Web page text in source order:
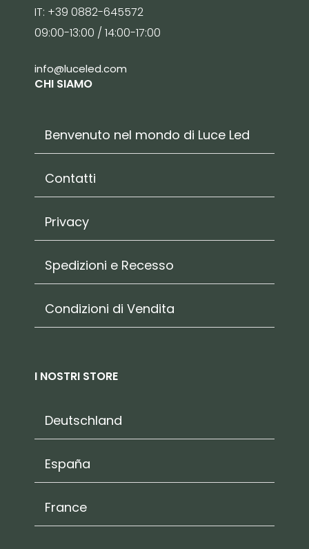
IT: +39 0882-645572
09:00-13:00 / 14:00-17:00
info@luceled.com
CHI SIAMO
Benvenuto nel mondo di Luce Led
Contatti
Privacy
Spedizioni e Recesso
Condizioni di Vendita
I NOSTRI STORE
Deutschland
España
France